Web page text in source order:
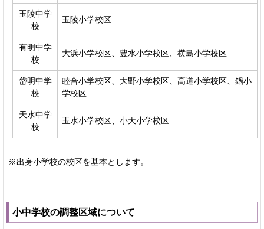
玉陵中学
校
玉陵小学校区
有明中学
校
大浜小学校区、豊水小学校区、横島小学校区
岱明中学
校
睦合小学校区、大野小学校区、高道小学校区、鍋小
学校区
天水中学
校
玉水小学校区、小天小学校区
※出身小学校の校区を基本とします。
小中学校の調整区域について